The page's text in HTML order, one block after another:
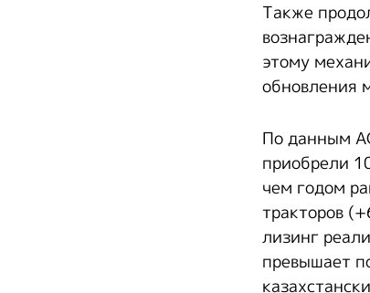
Также
этому
обновления
По данным
приобрели
чем годом
тракторов
лизинг
превышает